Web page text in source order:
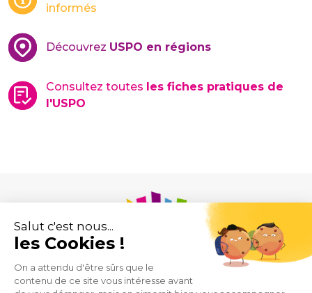
informés
Découvrez USPO en régions
Consultez toutes les fiches pratiques de
l'USPO
Union des Syndicats de Pharmaciens d’Officine